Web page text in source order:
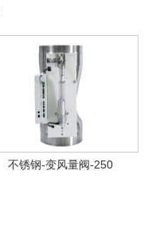
不锈钢-变风量阀-250